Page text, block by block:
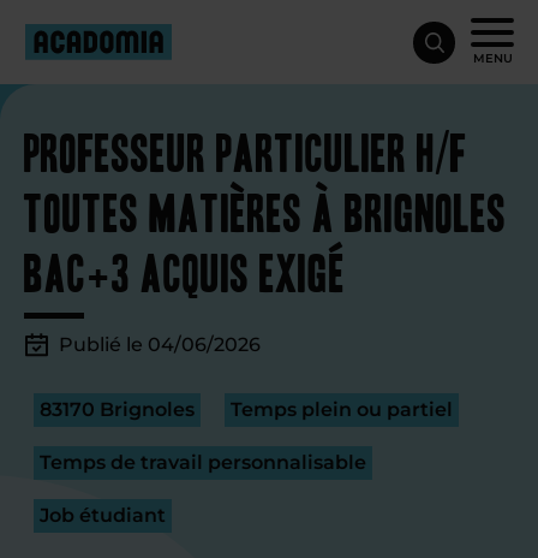
MENU
Professeur particulier H/F
toutes matières à Brignoles
Bac+3 acquis exigé
Publié le 04/06/2026
83170 Brignoles Temps plein ou partiel
Temps de travail personnalisable
Job étudiant